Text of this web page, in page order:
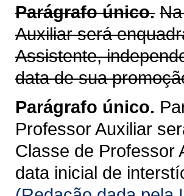
Parágrafo único.
Auxiliar será
Assistente,
data de sua
Parágrafo único.
Professor Auxiliar
Classe de Professor
data inicial de